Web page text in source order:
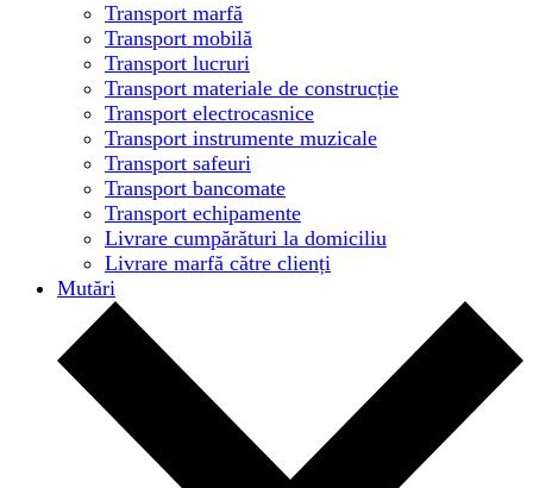
Transport marfă
Transport mobilă
Transport lucruri
Transport materiale de construcție
Transport electrocasnice
Transport instrumente muzicale
Transport safeuri
Transport bancomate
Transport echipamente
Livrare cumpărături la domiciliu
Livrare marfă către clienți
Mutări